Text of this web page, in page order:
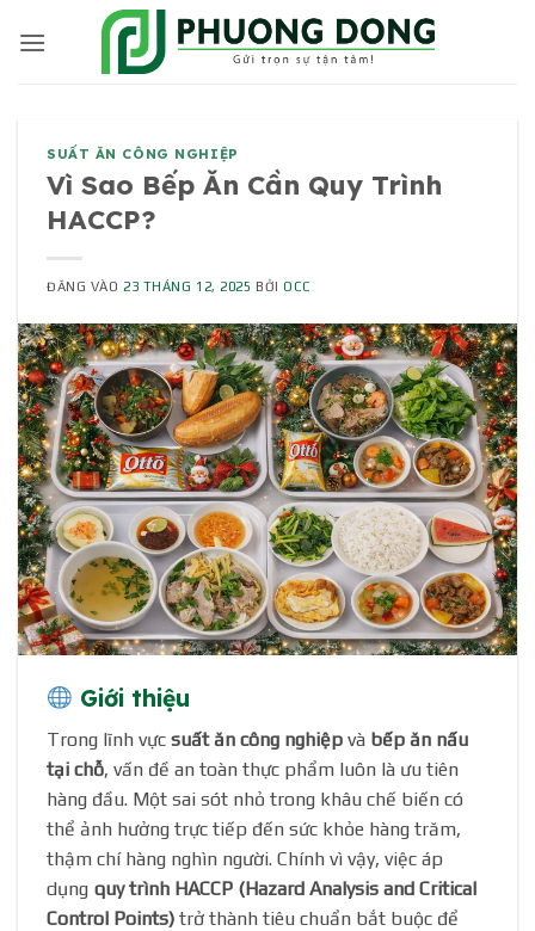
qua
SUẤT ĂN CÔNG NGHIỆP
Vì Sao Bếp Ăn Cần Quy Trình
HACCP?
ĐĂNG VÀO 23 THÁNG 12, 2025 BỞIOCC
Giới thiệu
Trong lĩnh vực suất ăn công nghiệp và bếp ăn nấu
tại chỗ, vấn đề an toàn thực phẩm luôn là ưu tiên
hàng đầu. Một sai sót nhỏ trong khâu chế biến có
thể ảnh hưởng trực tiếp đến sức khỏe hàng trăm,
thậm chí hàng nghìn người. Chính vì vậy, việc áp
dụng quy trình HACCP (Hazard Analysis and Critical
Control Points) trở thành tiêu chuẩn bắt buộc để